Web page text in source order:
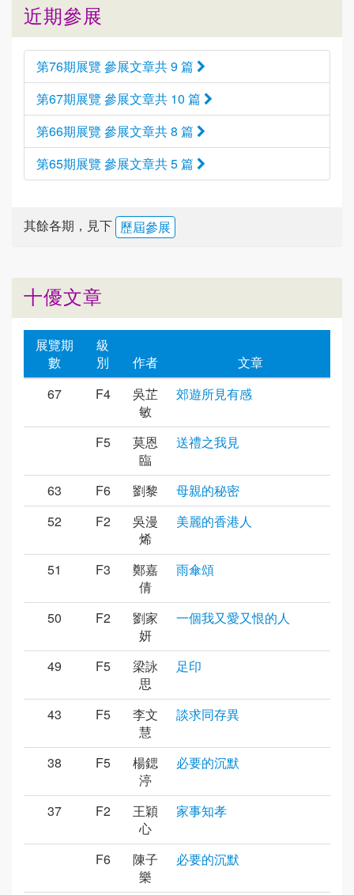
近期參展
第76期展覽 參展文章共 9 篇
第67期展覽 參展文章共 10 篇
第66期展覽 參展文章共 8 篇
第65期展覽 參展文章共 5 篇
其餘各期，見下 歷屆參展
十優文章
展覽期
數
級
別
作者
文章
67
F4
吳芷
敏
郊遊所見有感
F5
莫恩
臨
送禮之我見
63 F6 劉黎
母親的秘密
52
F2
吳漫
烯
美麗的香港人
51 F3
鄭嘉
倩
雨傘頌
50 F2
劉家
妍
一個我又愛又恨的人
49 F5
梁詠
思
足印
43 F5
李文
慧
談求同存異
38 F5
楊鍶
渟
必要的沉默
37 F2
王穎
心
家事知孝
F6
陳子
樂
必要的沉默